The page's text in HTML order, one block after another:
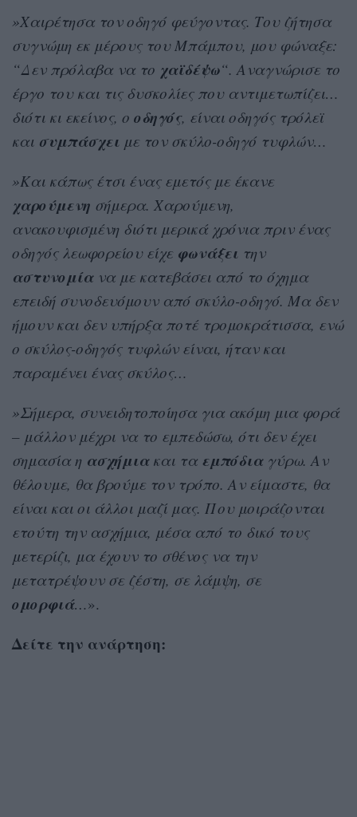
»Χαιρέτησα τον οδηγό φεύγοντας. Του ζήτησα
συγνώμη εκ μέρους του Μπάμπου, μου φώναξε:
“Δεν πρόλαβα να το χαϊδέψω“. Αναγνώρισε το
έργο του και τις δυσκολίες που αντιμετωπίζει…
διότι κι εκείνος, ο οδηγός, είναι οδηγός τρόλεϊ
και συμπάσχει με τον σκύλο-οδηγό τυφλών…
»Και κάπως έτσι ένας εμετός με έκανε
χαρούμενη σήμερα. Χαρούμενη,
ανακουφισμένη διότι μερικά χρόνια πριν ένας
οδηγός λεωφορείου είχε φωνάξει την
αστυνομίανα με κατεβάσει από το όχημα
επειδή συνοδευόμουν από σκύλο-οδηγό. Μα δεν
ήμουν και δεν υπήρξα ποτέ τρομοκράτισσα, ενώ
ο σκύλος-οδηγός τυφλών είναι, ήταν και
παραμένει ένας σκύλος…
»Σήμερα, συνειδητοποίησα για ακόμη μια φορά
– μάλλον μέχρι να το εμπεδώσω, ότι δεν έχει
σημασία η ασχήμιακαι τα εμπόδιαγύρω. Αν
θέλουμε, θα βρούμε τον τρόπο. Αν είμαστε, θα
είναι και οι άλλοι μαζί μας. Που μοιράζονται
ετούτη την ασχήμια, μέσα από το δικό τους
μετερίζι, μα έχουν το σθένος να την
μετατρέψουν σε ζέστη, σε λάμψη, σε
ομορφιά…».
Δείτε την ανάρτηση: